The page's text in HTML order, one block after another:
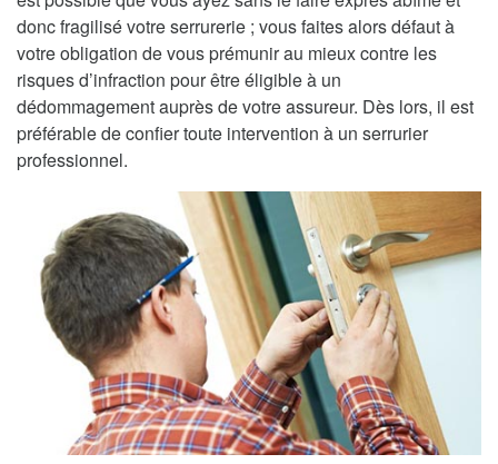
donc fragilisé votre serrurerie ; vous faites alors défaut à
votre obligation de vous prémunir au mieux contre les
risques d’infraction pour être éligible à un
dédommagement auprès de votre assureur. Dès lors, il est
préférable de confier toute intervention à un serrurier
professionnel.